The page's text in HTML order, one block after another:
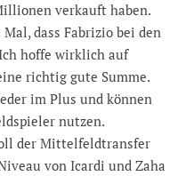
verkauft haben.
dass Fabrizio bei den
hoffe wirklich auf
richtig gute Summe.
im Plus und können
nutzen.
der Mittelfeldtransfer
von Icardi und Zaha